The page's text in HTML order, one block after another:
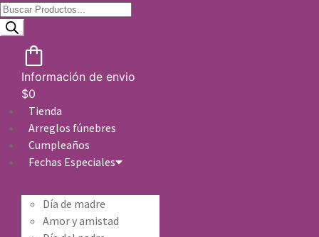
Información de envio
$0
Tienda
Arreglos fúnebres
Cumpleaños
Fechas Especiales
Día de madre
Amor y amistad